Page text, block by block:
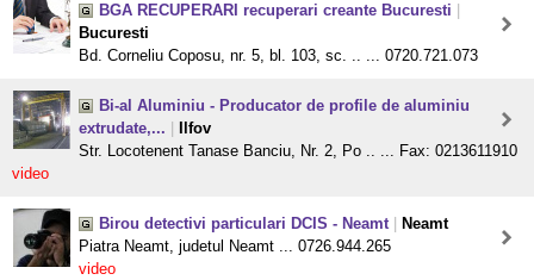
BGA RECUPERARI recuperari creante Bucuresti
Bucuresti
Bd. Corneliu Coposu, nr. 5, bl. 103, sc. .. ... 0720.721.073
Bi-al Aluminiu - Producator de profile de aluminiu
extrudate,...
Ilfov
Str. Locotenent Tanase Banciu, Nr. 2, Po .. ... Fax: 0213611910
video
Birou detectivi particulari DCIS - Neamt
Neamt
Piatra Neamt, judetul Neamt ... 0726.944.265
video